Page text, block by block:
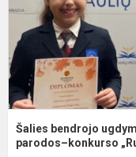
Šalies bendrojo
parodos–konkurso